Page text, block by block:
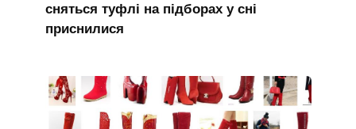
сняться туфлі на підборах у сні
приснилися